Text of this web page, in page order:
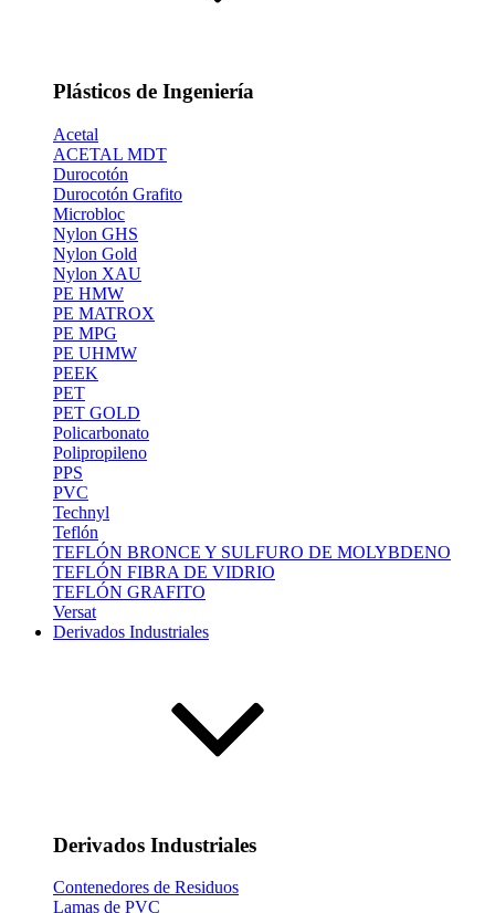
Plásticos de Ingeniería
Acetal
ACETAL MDT
Durocotón
Durocotón Grafito
Microbloc
Nylon GHS
Nylon Gold
Nylon XAU
PE HMW
PE MATROX
PE MPG
PE UHMW
PEEK
PET
PET GOLD
Policarbonato
Polipropileno
PPS
PVC
Technyl
Teflón
TEFLÓN BRONCE Y SULFURO DE MOLYBDENO
TEFLÓN FIBRA DE VIDRIO
TEFLÓN GRAFITO
Versat
Derivados Industriales
Derivados Industriales
Contenedores de Residuos
Lamas de PVC